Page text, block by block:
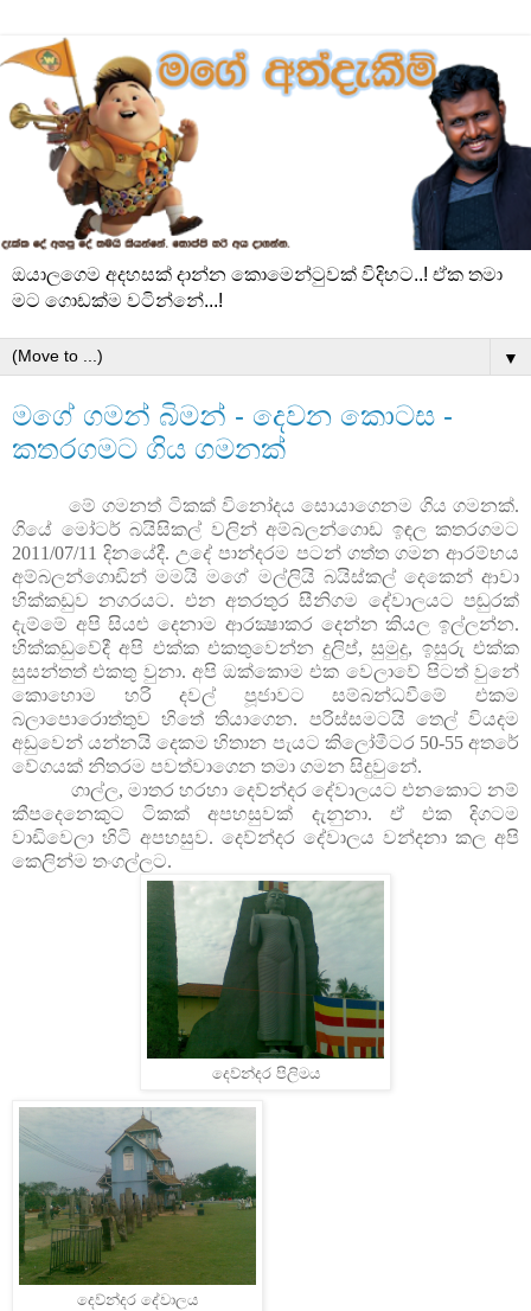
ඔයාලගෙම අදහසක් දාන්න කොමෙන්ටුවක් විදිහට..! ඒක තමා
මට ගොඩක්ම වටින්නේ...!
▼
මගේ ගමන් බිමන් - දෙවන කොටස -
කතරගමට ගිය ගමනක්
මේ ගමනත් ටිකක් විනෝදය සොයාගෙනම ගිය ගමනක්.
ගියේ මෝටර් බයිසිකල් වලින් අම්බලන්ගොඩ ඉඳල කතරගමට
2011/07/11 දිනයේදී. උදේ පාන්දරම පටන් ගත්ත ගමන ආරම්භය
අම්බලන්ගොඩින් මමයි මගේ මල්ලියි බයිස්කල් දෙකෙන් ආවා
හික්කඩුව නගරයට. එන අතරතුර සීනිගම දේවාලයට පඬුරක්
දැම්මේ අපි සියළු දෙනාම ආරක්‍ෂාකර දෙන්න කියල ඉල්ලන්න.
හික්කඩුවේදී අපි එක්ක එකතුවෙන්න දුලිප්, සුමුදු, ඉසුරු එක්ක
සුසන්තත් එකතු වුනා. අපි ඔක්කොම එක වෙලාවේ පිටත් වුනේ
කොහොම හරි දවල් පූජාවට සම්බන්ධවීමේ එකම
බලාපොරොත්තුව හිතේ තියාගෙන. පරිස්සමටයි තෙල් වියදම
අඩුවෙන් යන්නයි දෙකම හිතාන පැයට කිලෝමීටර 50-55 අතරේ
වේගයක් නිතරම පවත්වාගෙන තමා ගමන සිදුවුනේ.
ගාල්ල, මාතර හරහා දෙව්න්දර දේවාලයට එනකොට නම්
කීපදෙනෙකුට ටිකක් අපහසුවක් දැනුනා. ඒ එක දිගටම
වාඩිවෙලා හිටි අපහසුව. දෙව්න්දර දේවාලය වන්දනා කල අපි
කෙලින්ම තංගල්ලට.
දෙව්න්දර පිලිමය
දෙව්න්දර දේවාලය